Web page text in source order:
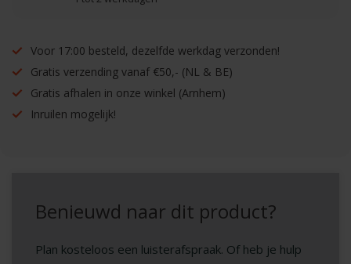
Voor 17:00 besteld, dezelfde werkdag verzonden!
Gratis verzending vanaf €50,- (NL & BE)
Gratis afhalen in onze winkel (Arnhem)
Inruilen mogelijk!
Benieuwd naar dit product?
Plan kosteloos een luisterafspraak. Of heb je hulp